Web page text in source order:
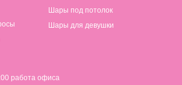
Шары под потолок
Шары для девушки
работа офиса